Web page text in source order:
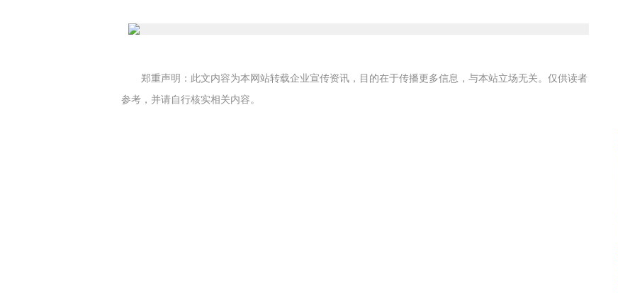
郑重声明：此文内容为本网站转载企业宣传资讯，目的在于传播更多信息，与本站立场无关。仅供读者
参考，并请自行核实相关内容。